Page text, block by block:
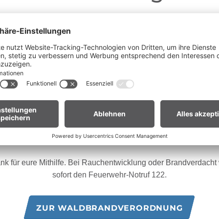
der anhaltenden Trockenheit gilt in
Waldnähe und in Uferzonen streng verboten.
euch um erhöhte Aufmerksamkeit und einen besonders
Umgang mit der Natur.
Biker:innen:
Gras. Heiße Bremsscheiben können trockenes Gras
für eure Mithilfe. Bei Rauchentwicklung oder Brandverdacht
sofort den Feuerwehr-Notruf 122.
ZUR WALDBRANDVERORDNUNG